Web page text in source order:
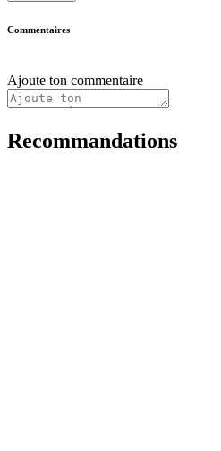
Commentaires
Ajoute ton commentaire
Recommandations